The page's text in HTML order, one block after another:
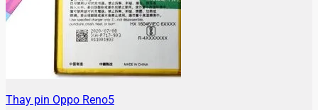
Thay pin Oppo Reno5